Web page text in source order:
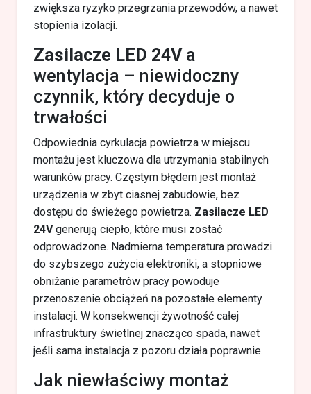
zwiększa ryzyko przegrzania przewodów, a nawet
stopienia izolacji.
Zasilacze LED 24Va
wentylacja – niewidoczny
czynnik, który decyduje o
trwałości
Odpowiednia cyrkulacja powietrza w miejscu
montażu jest kluczowa dla utrzymania stabilnych
warunków pracy. Częstym błędem jest montaż
urządzenia w zbyt ciasnej zabudowie, bez
dostępu do świeżego powietrza. Zasilacze LED
24Vgenerują ciepło, które musi zostać
odprowadzone. Nadmierna temperatura prowadzi
do szybszego zużycia elektroniki, a stopniowe
obniżanie parametrów pracy powoduje
przenoszenie obciążeń na pozostałe elementy
instalacji. W konsekwencji żywotność całej
infrastruktury świetlnej znacząco spada, nawet
jeśli sama instalacja z pozoru działa poprawnie.
Jak niewłaściwy montaż